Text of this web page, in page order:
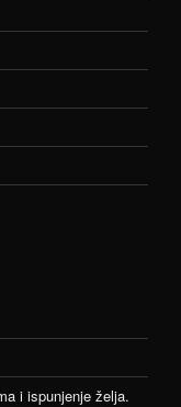
i ispunjenje želja.